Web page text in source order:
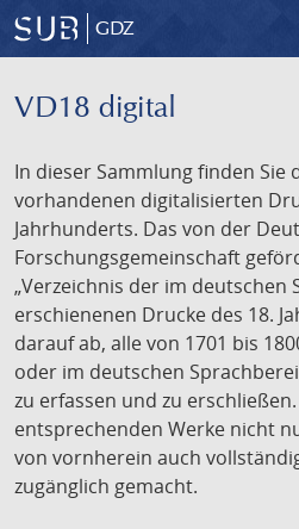
GDZ
VD18 digital
In dieser Sammlung finden Sie
vorhandenen digitalisierten
Jahrhunderts. Das von der
Forschungsgemeinschaft
„Verzeichnis der im deutschen
erschienenen Drucke des 18.
darauf ab, alle von 1701 bis
oder im deutschen
zu erfassen und zu
entsprechenden Werke nicht
von vornherein auch
zugänglich gemacht.